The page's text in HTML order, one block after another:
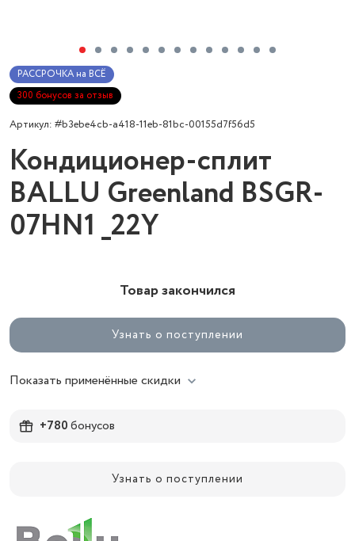
РАССРОЧКА на ВСЁ
300 бонусов за отзыв
Артикул: #b3ebe4cb-a418-11eb-81bc-00155d7f56d5
Кондиционер-сплит
BALLU Greenland BSGR-
07HN1 _22Y
Товар закончился
Узнать о поступлении
Показать применённые скидки
+780бонусов
Узнать о поступлении